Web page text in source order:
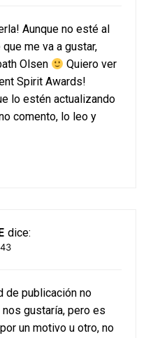
Aunque no esté al
me va a gustar,
Olsen
Quiero ver
Spirit Awards!
lo estén actualizando
comento, lo leo y
dice:
de publicación no
gustaría, pero es
un motivo u otro, no